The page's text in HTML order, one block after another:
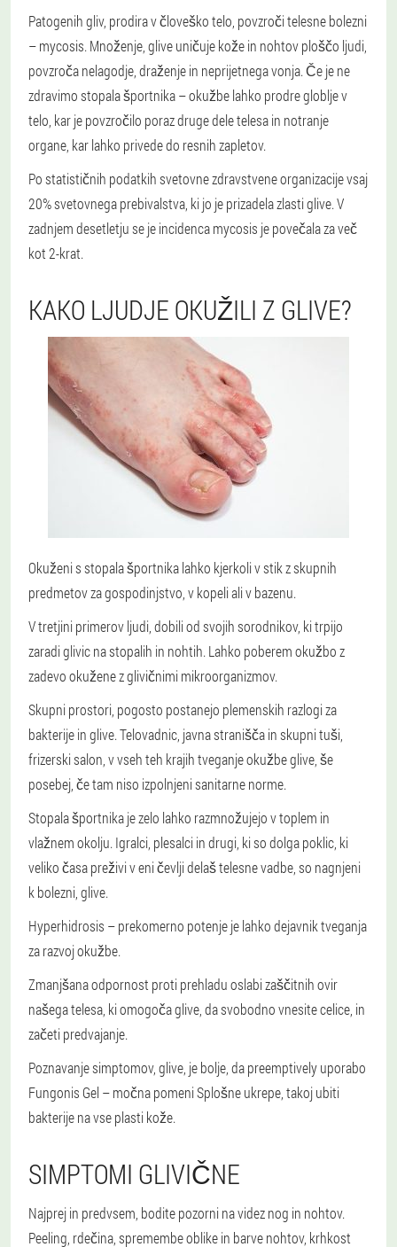
Patogenih gliv, prodira v človeško telo, povzroči telesne bolezni
– mycosis. Množenje, glive uničuje kože in nohtov ploščo ljudi,
povzroča nelagodje, draženje in neprijetnega vonja. Če je ne
zdravimo stopala športnika – okužbe lahko prodre globlje v
telo, kar je povzročilo poraz druge dele telesa in notranje
organe, kar lahko privede do resnih zapletov.
Po statističnih podatkih svetovne zdravstvene organizacije vsaj
20% svetovnega prebivalstva, ki jo je prizadela zlasti glive. V
zadnjem desetletju se je incidenca mycosis je povečala za več
kot 2-krat.
KAKO LJUDJE OKUŽILI Z GLIVE?
Okuženi s stopala športnika lahko kjerkoli v stik z skupnih
predmetov za gospodinjstvo, v kopeli ali v bazenu.
V tretjini primerov ljudi, dobili od svojih sorodnikov, ki trpijo
zaradi glivic na stopalih in nohtih. Lahko poberem okužbo z
zadevo okužene z glivičnimi mikroorganizmov.
Skupni prostori, pogosto postanejo plemenskih razlogi za
bakterije in glive. Telovadnic, javna stranišča in skupni tuši,
frizerski salon, v vseh teh krajih tveganje okužbe glive, še
posebej, če tam niso izpolnjeni sanitarne norme.
Stopala športnika je zelo lahko razmnožujejo v toplem in
vlažnem okolju. Igralci, plesalci in drugi, ki so dolga poklic, ki
veliko časa preživi v eni čevlji delaš telesne vadbe, so nagnjeni
k bolezni, glive.
Hyperhidrosis – prekomerno potenje je lahko dejavnik tveganja
za razvoj okužbe.
Zmanjšana odpornost proti prehladu oslabi zaščitnih ovir
našega telesa, ki omogoča glive, da svobodno vnesite celice, in
začeti predvajanje.
Poznavanje simptomov, glive, je bolje, da preemptively uporabo
Fungonis Gel – močna pomeni Splošne ukrepe, takoj ubiti
bakterije na vse plasti kože.
SIMPTOMI GLIVIČNE
Najprej in predvsem, bodite pozorni na videz nog in nohtov.
Peeling, rdečina, spremembe oblike in barve nohtov, krhkost